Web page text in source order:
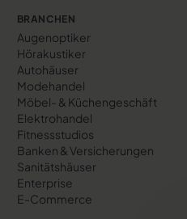
BRANCHEN
Augenoptiker
Hörakustiker
Autohäuser
Modehandel
Möbel- & Küchengeschäft
Elektrohandel
Fitnessstudios
Banken & Versicherungen
Sanitätshäuser
Enterprise
E-Commerce